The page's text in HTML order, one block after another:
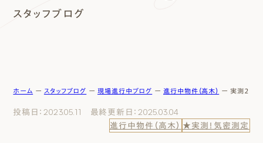
施工事例
エムズのこと
スタッフブログ
ホーム ー スタッフブログ ー 現場進行中ブログ ー 進行中物件（高木） ー 実測２
投稿日：2023.05.11 最終更新日：2025.03.04
進行中物件（高木） ★実測！気密測定